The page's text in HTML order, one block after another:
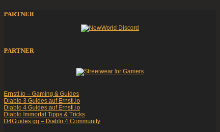
PARTNER
PARTNER
Ernstl.io – Gaming & Guides
Diablo 3 Guides auf Ernstl.io
Diablo 4 Guides auf Ernstl.io
Diablo Immortal Tipps & Tricks
D4Guides.gg – Diablo 4 Community